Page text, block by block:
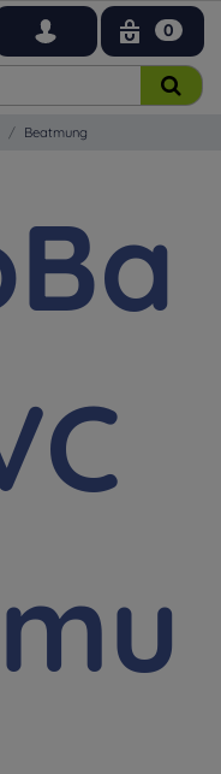
0
Beatmung